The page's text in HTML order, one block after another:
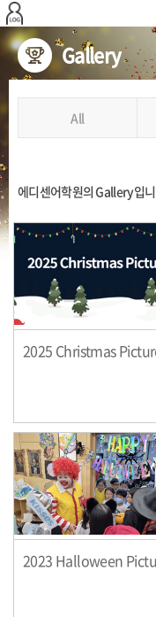
본문 바로가기
Gallery
All
에디센어학원의 Gallery입
2025 Christmas
2023 Halloween